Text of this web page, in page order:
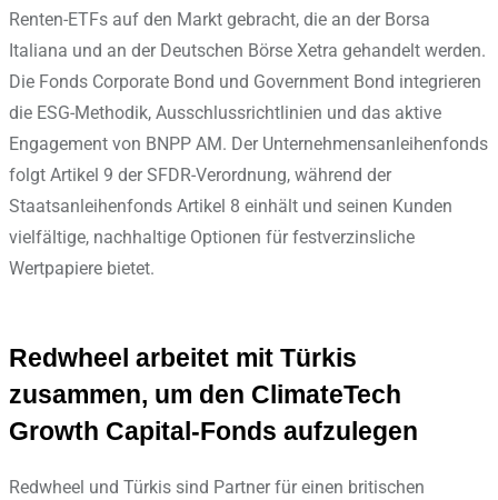
Renten-ETFs auf den Markt gebracht, die an der Borsa
Italiana und an der Deutschen Börse Xetra gehandelt werden.
Die Fonds Corporate Bond und Government Bond integrieren
die ESG-Methodik, Ausschlussrichtlinien und das aktive
Engagement von BNPP AM. Der Unternehmensanleihenfonds
folgt Artikel 9 der SFDR-Verordnung, während der
Staatsanleihenfonds Artikel 8 einhält und seinen Kunden
vielfältige, nachhaltige Optionen für festverzinsliche
Wertpapiere bietet.
Redwheel arbeitet mit Türkis
zusammen, um den ClimateTech
Growth Capital-Fonds aufzulegen
Redwheel und Türkis sind Partner für einen britischen